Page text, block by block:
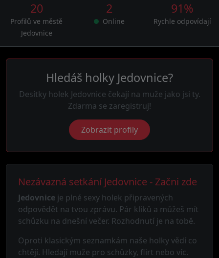
20
Profilů ve městě
Jedovnice
2
Online
91%
Rychle odpovídají
Hledáš holky Jedovnice?
Desítky holek Jedovnice čekají na muže jako jsi ty.
Zdarma se zaregistruj!
Zobrazit profily
Nezávazná setkání Jedovnice - Začni zde
Jedovnice je plné sexy holek připravených
odpovědět na tvou zprávu. Pár kliků a můžeš mít
schůzku na dnešní večer. Rozhodnutí je na tobě.
Oproti klasickým seznamkám naše holky vědí co
chtějí. Hledají muže pro schůzky, flirt nebo víc.